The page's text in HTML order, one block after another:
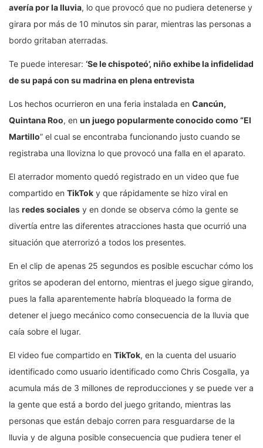
avería por la lluvia, lo que provocó que no pudiera detenerse y
girara por más de 10 minutos sin parar, mientras las personas a
bordo gritaban aterradas.
Te puede interesar: ‘Se le chispoteó’, niño exhibe la infidelidad
de su papá con su madrina en plena entrevista
Los hechos ocurrieron en una feria instalada en Cancún,
Quintana Roo, en un juego popularmente conocido como “El
Martillo” el cual se encontraba funcionando justo cuando se
registraba una llovizna lo que provocó una falla en el aparato.
El aterrador momento quedó registrado en un video que fue
compartido en TikTok y que rápidamente se hizo viral en
las redes sociales y en donde se observa cómo la gente se
divertía entre las diferentes atracciones hasta que ocurrió una
situación que aterrorizó a todos los presentes.
En el clip de apenas 25 segundos es posible escuchar cómo los
gritos se apoderan del entorno, mientras el juego sigue girando,
pues la falla aparentemente habría bloqueado la forma de
detener el juego mecánico como consecuencia de la lluvia que
caía sobre el lugar.
El video fue compartido en TikTok, en la cuenta del usuario
identificado como usuario identificado como Chris Cosgalla, ya
acumula más de 3 millones de reproducciones y se puede ver a
la gente que está a bordo del juego gritando, mientras las
personas que están debajo corren para resguardarse de la
lluvia y de alguna posible consecuencia que pudiera tener el